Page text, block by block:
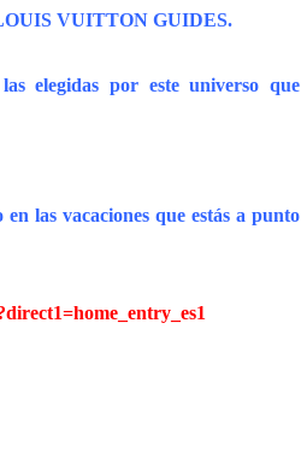
LOUIS VUITTON GUIDES.
elegidas por este universo que
las vacaciones que estás a punto